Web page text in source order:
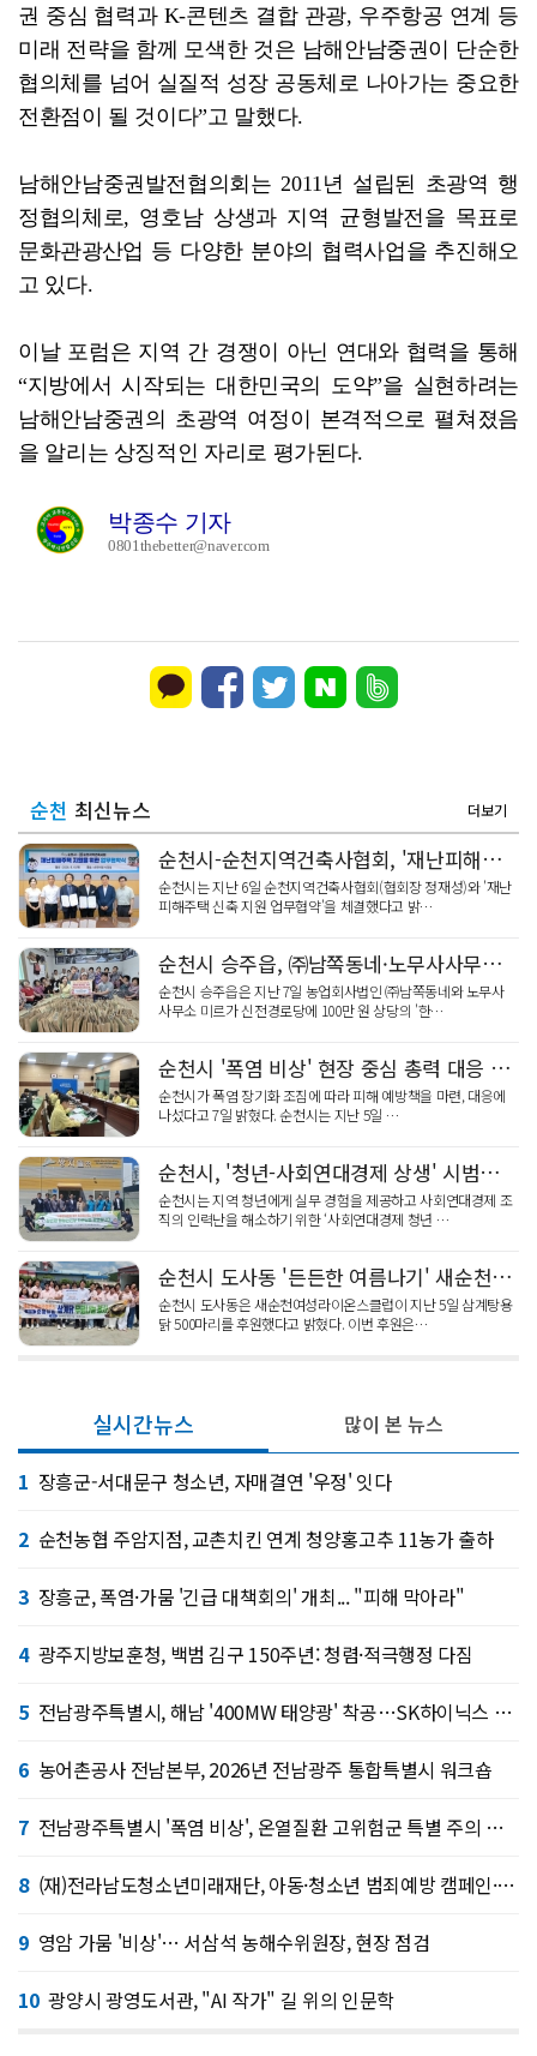
권 중심 협력과 K-콘텐츠 결합 관광, 우주항공 연계 등
미래 전략을 함께 모색한 것은 남해안남중권이 단순한
협의체를 넘어 실질적 성장 공동체로 나아가는 중요한
전환점이 될 것이다”고 말했다.
남해안남중권발전협의회는 2011년 설립된 초광역 행
정협의체로, 영호남 상생과 지역 균형발전을 목표로
문화관광산업 등 다양한 분야의 협력사업을 추진해오
고 있다.
이날 포럼은 지역 간 경쟁이 아닌 연대와 협력을 통해
“지방에서 시작되는 대한민국의 도약”을 실현하려는
남해안남중권의 초광역 여정이 본격적으로 펼쳐졌음
을 알리는 상징적인 자리로 평가된다.
박종수 기자
0801thebetter@naver.com
순천 최신뉴스 더보기
순천시-순천지역건축사협회, '재난피해주택' 신속 지원 맞손
순천시는 지난 6일 순천지역건축사협회(협회장 정재성)와 '재난
피해주택 신축 지원 업무협약'을 체결했다고 밝…
순천시 승주읍, ㈜남쪽동네·노무사사무소 미르 신전경로당 '온정 밀키트'
순천시 승주읍은 지난 7일 농업회사법인 ㈜남쪽동네와 노무사
사무소 미르가 신전경로당에 100만 원 상당의 '한…
순천시 '폭염 비상' 현장 중심 총력 대응 강화
순천시가 폭염 장기화 조짐에 따라 피해 예방책을 마련, 대응에
나섰다고 7일 밝혔다. 순천시는 지난 5일 …
순천시, '청년-사회연대경제 상생' 시범사업 닻 올렸다
순천시는 지역 청년에게 실무 경험을 제공하고 사회연대경제 조
직의 인력난을 해소하기 위한 ‘사회연대경제 청년 …
순천시 도사동 '든든한 여름나기' 새순천여성라이온스 보양식 후원
순천시 도사동은 새순천여성라이온스클럽이 지난 5일 삼계탕용
닭 500마리를 후원했다고 밝혔다. 이번 후원은…
실시간뉴스
1 장흥군-서대문구 청소년, 자매결연 '우정' 잇다
2 순천농협 주암지점, 교촌치킨 연계 청양홍고추 11농가 출하
3 장흥군, 폭염·가뭄 '긴급 대책회의' 개최... "피해 막아라"
4 광주지방보훈청, 백범 김구 150주년: 청렴·적극행정 다짐
5 전남광주특별시, 해남 '400MW 태양광' 착공…SK하이닉스 공급
6 농어촌공사 전남본부, 2026년 전남광주 통합특별시 워크숍
7 전남광주특별시 '폭염 비상', 온열질환 고위험군 특별 주의 당부
8 (재)전라남도청소년미래재단, 아동·청소년 범죄예방 캠페인·연합 아웃리치
9 영암 가뭄 '비상'… 서삼석 농해수위원장, 현장 점검
10 광양시 광영도서관, "AI 작가" 길 위의 인문학
많이 본 뉴스